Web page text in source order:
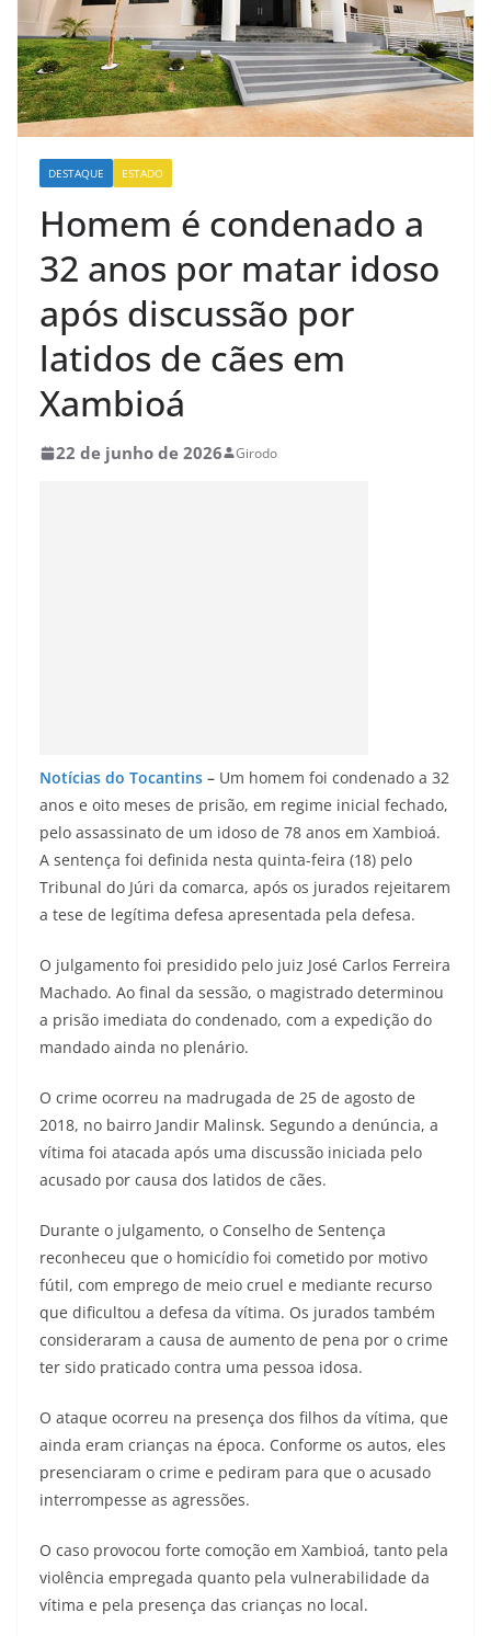
DESTAQUE ESTADO
Homem é condenado a
32 anos por matar idoso
após discussão por
latidos de cães em
Xambioá
22 de junho de 2026 Girodo
Notícias do Tocantins – Um homem foi condenado a 32
anos e oito meses de prisão, em regime inicial fechado,
pelo assassinato de um idoso de 78 anos em Xambioá.
A sentença foi definida nesta quinta-feira (18) pelo
Tribunal do Júri da comarca, após os jurados rejeitarem
a tese de legítima defesa apresentada pela defesa.
O julgamento foi presidido pelo juiz José Carlos Ferreira
Machado. Ao final da sessão, o magistrado determinou
a prisão imediata do condenado, com a expedição do
mandado ainda no plenário.
O crime ocorreu na madrugada de 25 de agosto de
2018, no bairro Jandir Malinsk. Segundo a denúncia, a
vítima foi atacada após uma discussão iniciada pelo
acusado por causa dos latidos de cães.
Durante o julgamento, o Conselho de Sentença
reconheceu que o homicídio foi cometido por motivo
fútil, com emprego de meio cruel e mediante recurso
que dificultou a defesa da vítima. Os jurados também
consideraram a causa de aumento de pena por o crime
ter sido praticado contra uma pessoa idosa.
O ataque ocorreu na presença dos filhos da vítima, que
ainda eram crianças na época. Conforme os autos, eles
presenciaram o crime e pediram para que o acusado
interrompesse as agressões.
O caso provocou forte comoção em Xambioá, tanto pela
violência empregada quanto pela vulnerabilidade da
vítima e pela presença das crianças no local.